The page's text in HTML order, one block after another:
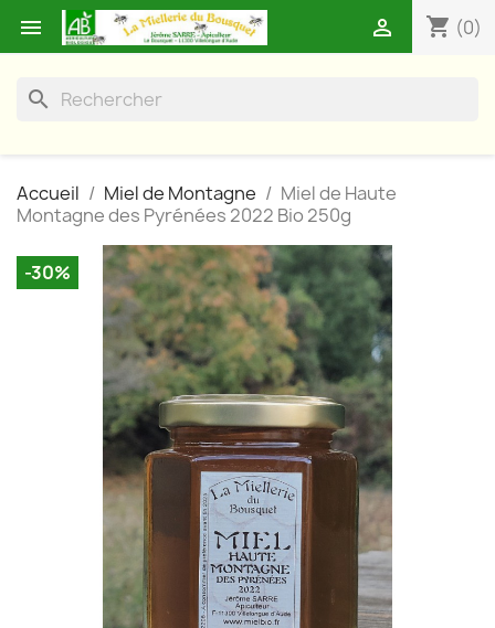
 shopping_cart (0)

search
Accueil Miel de Montagne
Miel de Haute
Montagne des Pyrénées 2022 Bio 250g
-30%